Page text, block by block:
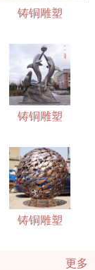
铸铜雕塑
铸铜雕塑
铸铜雕塑
更多